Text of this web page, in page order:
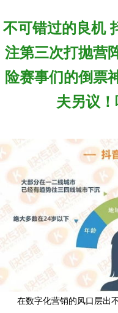
不可错过的良机
注第三次打抛营
险赛事们的倒票
夫另议！
在数字化营销的风口层出